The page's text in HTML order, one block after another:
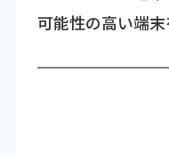
可能性の高い端末